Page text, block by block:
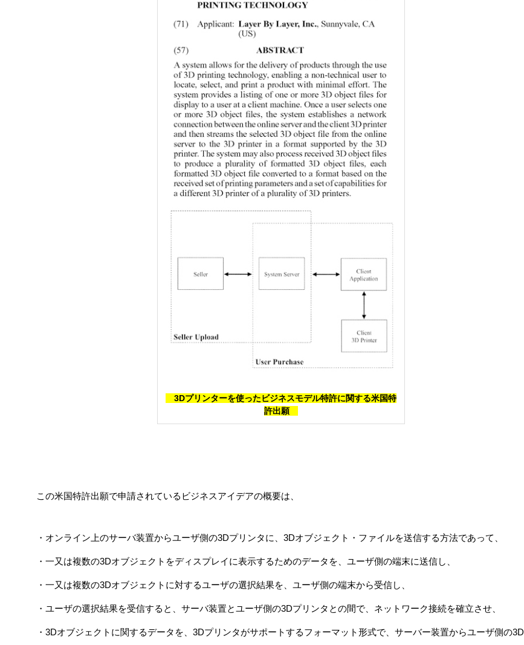
3Dプリンターを使ったビジネスモデル特許に関する米国特
許出願
この米国特許出願で申請されているビジネスアイデアの概要は、
・オンライン上のサーバ装置からユーザ側の3Dプリンタに、3Dオブジェクト・ファイルを送信する方法であって、
・一又は複数の3Dオブジェクトをディスプレイに表示するためのデータを、ユーザ側の端末に送信し、
・一又は複数の3Dオブジェクトに対するユーザの選択結果を、ユーザ側の端末から受信し、
・ユーザの選択結果を受信すると、サーバ装置とユーザ側の3Dプリンタとの間で、ネットワーク接続を確立させ、
・3Dオブジェクトに関するデータを、3Dプリンタがサポートするフォーマット形式で、サーバー装置からユーザ側の3D